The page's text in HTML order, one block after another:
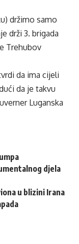
držimo samo
drži 3. brigada
Trehubov
da ima cijeli
da je takvu
Luganska
djela
u blizini Irana